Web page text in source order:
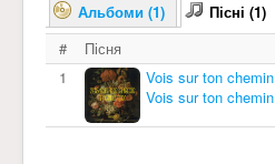
Альбоми (1)
Пісні (1)
#
Пісня
1
Vois sur ton chemin
Vois sur ton chemin